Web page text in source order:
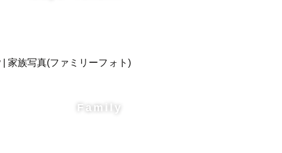
Family